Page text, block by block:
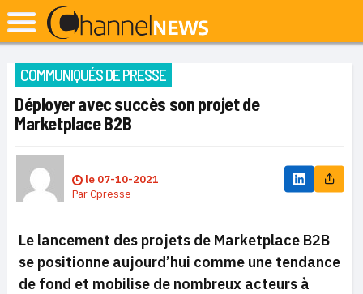
COMMUNIQUÉS DE PRESSE
Déployer avec succès son projet de
Marketplace B2B
le 07-10-2021
ParCpresse
Le lancement des projets de Marketplace B2B
se positionne aujourd’hui comme une tendance
de fond et mobilise de nombreux acteurs à